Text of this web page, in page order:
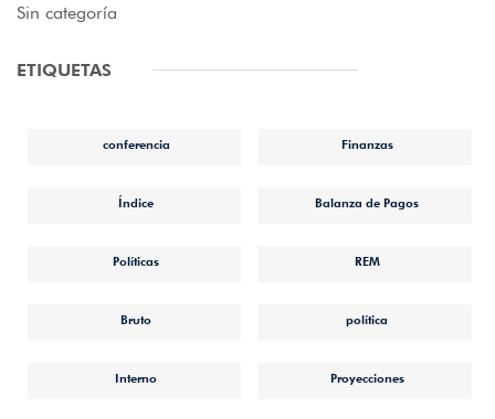
Sin categoría
ETIQUETAS
conferencia Finanzas
Índice Balanza de Pagos
Políticas REM
Bruto política
Interno Proyecciones